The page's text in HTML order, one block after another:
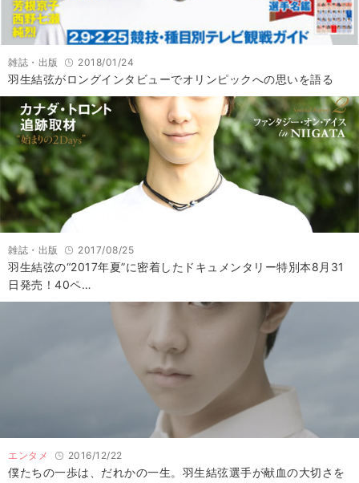
雑誌・出版 2018/01/24
羽生結弦がロングインタビューでオリンピックへの思いを語る
雑誌・出版 2017/08/25
羽生結弦の“2017年夏”に密着したドキュメンタリー特別本8月31
日発売！40ペ…
エンタメ 2016/12/22
僕たちの一歩は、だれかの一生。羽生結弦選手が献血の大切さを